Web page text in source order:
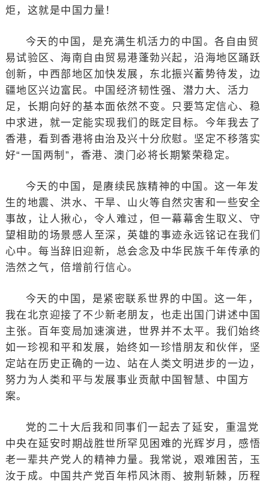
炬，这就是中国力量！
今天的中国，是充满生机活力的中国。各自由贸
易试验区、海南自由贸易港蓬勃兴起，沿海地区踊跃
创新，中西部地区加快发展，东北振兴蓄势待发，边
疆地区兴边富民。中国经济韧性强、潜力大、活力
足，长期向好的基本面依然不变。只要笃定信心、稳
中求进，就一定能实现我们的既定目标。今年我去了
香港，看到香港将由治及兴十分欣慰。坚定不移落实
好“一国两制”，香港、澳门必将长期繁荣稳定。
今天的中国，是赓续民族精神的中国。这一年发
生的地震、洪水、干旱、山火等自然灾害和一些安全
事故，让人揪心，令人难过，但一幕幕舍生取义、守
望相助的场景感人至深，英雄的事迹永远铭记在我们
心中。每当辞旧迎新，总会念及中华民族千年传承的
浩然之气，倍增前行信心。
今天的中国，是紧密联系世界的中国。这一年，
我在北京迎接了不少新老朋友，也走出国门讲述中国
主张。百年变局加速演进，世界并不太平。我们始终
如一珍视和平和发展，始终如一珍惜朋友和伙伴，坚
定站在历史正确的一边、站在人类文明进步的一边，
努力为人类和平与发展事业贡献中国智慧、中国方
案。
党的二十大后我和同事们一起去了延安，重温党
中央在延安时期战胜世所罕见困难的光辉岁月，感悟
老一辈共产党人的精神力量。我常说，艰难困苦，玉
汝于成。中国共产党百年栉风沐雨、披荆斩棘，历程